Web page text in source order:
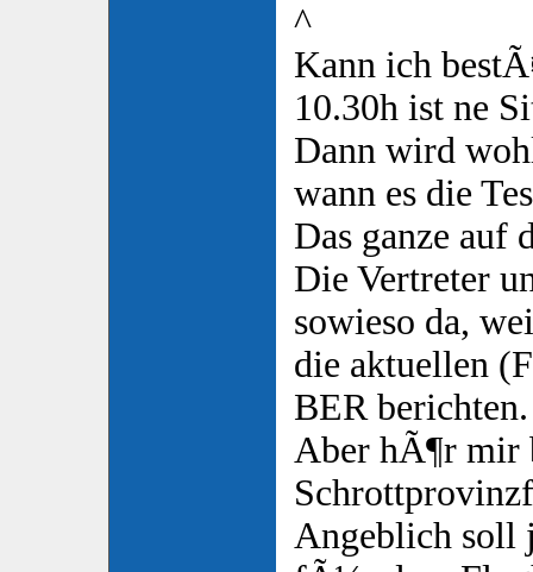
^
Kann ich
10.30h ist ne
Dann wird
wann es die
Das ganze auf
Die Vertreter
sowieso da,
die aktuellen
BER berichten.
Aber hÃ¶r mir
Angeblich soll